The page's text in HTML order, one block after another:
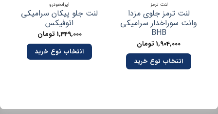
لنت ترمز
لنت ترمز جلوی مزدا
وانت سوراخدار سرامیکی
BHB
1,904,000 تومان
انتخاب نوع خرید
ایرانخودرو
لنت جلو پیکان سرامیکی
اتوفیکس
1,449,000تومان
انتخاب نوع خرید